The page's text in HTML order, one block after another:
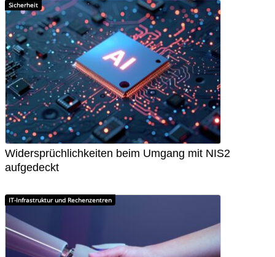
Sicherheit
Widersprüchlichkeiten beim Umgang mit NIS2
aufgedeckt
IT-Infrastruktur und Rechenzentren